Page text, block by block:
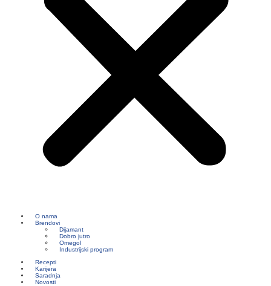
O nama
Brendovi
Dijamant
Dobro jutro
Omegol
Industrijski program
Recepti
Karijera
Saradnja
Novosti